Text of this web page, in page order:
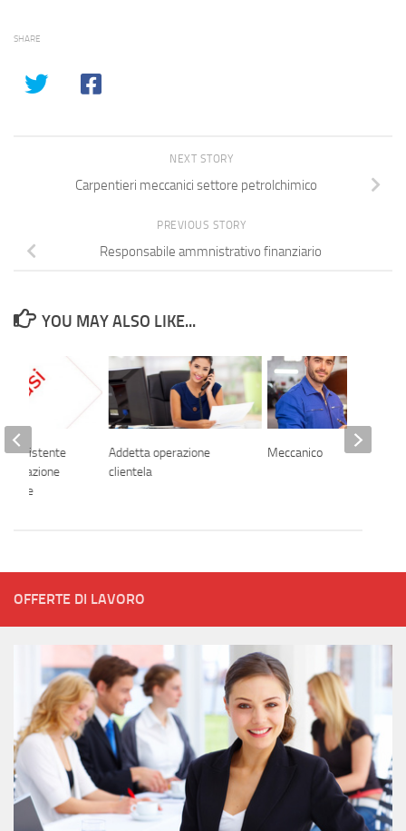
SHARE
NEXT STORY
Carpentieri meccanici settore petrolchimico
PREVIOUS STORY
Responsabile ammnistrativo finanziario
YOU MAY ALSO LIKE...
Addetta operazione
clientela
Meccanico
assistente
OFFERTE DI LAVORO